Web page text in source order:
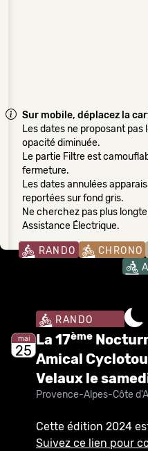
Sur mobile, déplacez la
Les dates ne proposant
opacité diminuée.
Le partie Filtre est
fermeture.
Les dates annulées
reportées sur fond gris.
Ne cherchez pas plus
Assistance Électrique.
RANDO CHRONO
mai
25
RANDO
La 17ème
Amical
Velaux le
Provence-Alpes-Côte
Cette édition 2024
Suivez ce lien pour